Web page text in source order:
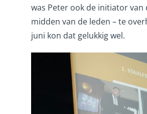
was Peter ook de initiator
midden van de leden – te
juni kon dat gelukkig wel.